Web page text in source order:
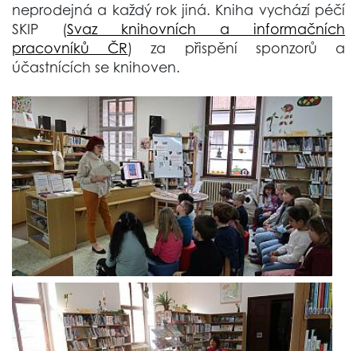
neprodejná a každý rok jiná. Kniha vychází péčí
SKIP (Svaz knihovních a informačních
pracovníků ČR) za přispění sponzorů a
účastnících se knihoven.